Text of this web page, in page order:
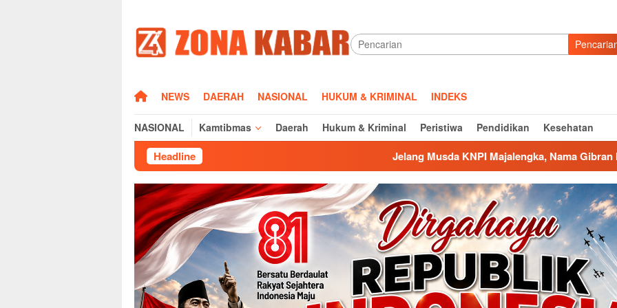
konten
HOMENEWS DAERAH NASIONAL HUKUM & KRIMINAL INDEKS
NASIONAL Kamtibmas Daerah Hukum & Kriminal Peristiwa Pendidikan Kesehatan
Headline Jelang Musda KNPI Majalengka, Nama Gibran Maulana Suherman